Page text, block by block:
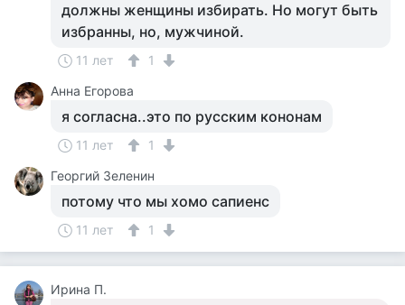
должны женщины избирать. Но могут быть
избранны, но, мужчиной.
11 лет
1
Анна Егорова
я согласна..это по русским кононам
11 лет
1
Георгий Зеленин
потому что мы хомо сапиенс
11 лет 1
Ирина П.